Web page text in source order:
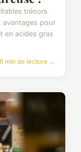
trésors
avantages pour
en acides gras
6 min de lecture →